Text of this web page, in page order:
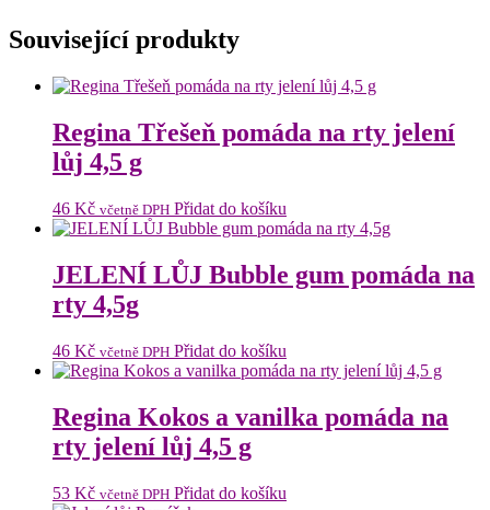
Související produkty
Regina Třešeň pomáda na rty jelení
lůj 4,5 g
46 Kč včetně DPH Přidat do košíku
JELENÍ LŮJ Bubble gum pomáda na
rty 4,5g
46 Kč včetně DPH Přidat do košíku
Regina Kokos a vanilka pomáda na
rty jelení lůj 4,5 g
53 Kč včetně DPH Přidat do košíku